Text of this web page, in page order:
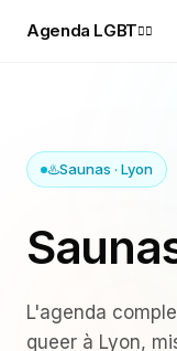
Agenda LGBT🏳️‍🌈
♨️Saunas · Lyon
L'agenda
queer à Lyon,